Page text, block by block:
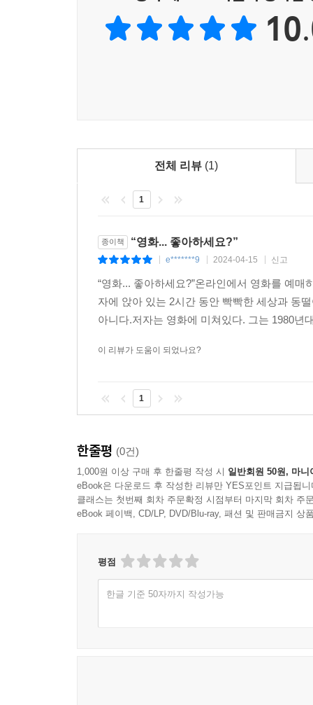
떤 차이도, 차별도 존재하지 않았다. 고단한 현실
도 영화관이라는 통로를 통해 모험을 떠난다. 세
---「홈리스, 하우스리스」중에서
최근 개봉한, 또는 개봉 예정인 영화를 보면 과거
다. 대표적인 예가 ‘007’이 아닐까 싶다. 007 제
---「세번째는 아니 만났어야 했나? 아니, 계속 만
나에게 영화관이란 단순히 개봉 영화를 보는 장
상영관에 앉아 있노라면 일주일의 스트레스가 사
---「에필로그」중에서
전체 리뷰 (1)
1
종이책 “영화... 좋아하세요?”
e*******9 2024-04-15 신고
“영화... 좋아하세요?”온라인에서 영화를 예
자에 앉아 있는 2시간 동안 빡빡한 세상과 동
아니다.저자는 영화에 미쳐있다. 그는 1980년
이 리뷰가 도움이 되었나요?
1
한줄평 (0건)
1,000원 이상 구매 후 한줄평 작성 시 일반회원 50원, 마니
eBook은 다운로드 후 작성한 리뷰만 YES포인트 지급됩니
클래스는 첫번째 회차 주문확정 시점부터 마지막 회차 주
eBook 페이백, CD/LP, DVD/Blu-ray, 패션 및 판매금지 상
평점
한글 기준 50자까지 작성가능